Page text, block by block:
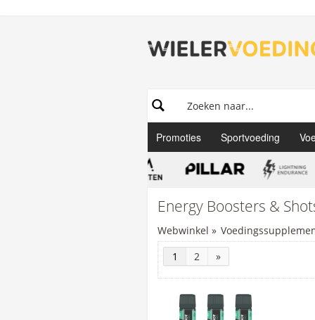
Promoties Sportvoeding
Energy Boosters &
Webwinkel »
1 2 »